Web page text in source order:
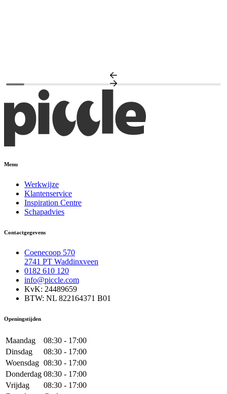
Menu
Werkwijze
Klantenservice
Inspiration Centre
Schapadvies
Contactgegevens
Coenecoop 570
2741 PT Waddinxveen
0182 610 120
info@piccle.com
KvK: 24489659
BTW: NL 822164371 B01
Openingstijden
Maandag
08:30 - 17:00
Dinsdag
08:30 - 17:00
Woensdag 08:30 - 17:00
Donderdag 08:30 - 17:00
Vrijdag
08:30 - 17:00